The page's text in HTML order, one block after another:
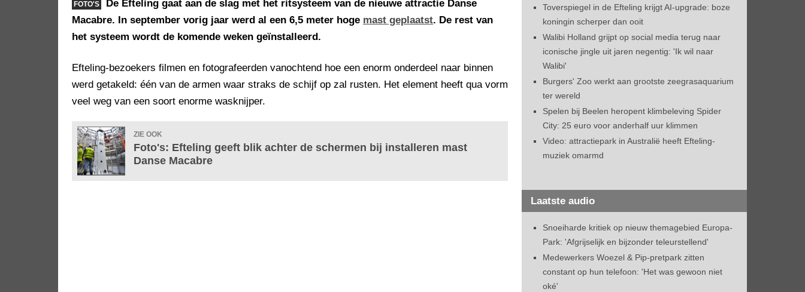
FOTO'S
De Efteling gaat aan de slag met het ritsysteem van de nieuwe attractie Danse
Macabre. In september vorig jaar werd al een 6,5 meter hoge mast geplaatst. De rest van
het systeem wordt de komende weken geïnstalleerd.
Efteling-bezoekers filmen en fotografeerden vanochtend hoe een enorm onderdeel naar binnen
werd getakeld: één van de armen waar straks de schijf op zal rusten. Het element heeft qua vorm
veel weg van een soort enorme wasknijper.
ZIE OOK
Foto's: Efteling geeft blik achter de schermen bij installeren mast
Danse Macabre
Toverspiegel in de Efteling krijgt AI-upgrade: boze
koningin scherper dan ooit
Walibi Holland grijpt op social media terug naar
iconische jingle uit jaren negentig: 'Ik wil naar
Walibi'
Burgers' Zoo werkt aan grootste zeegrasaquarium
ter wereld
Spelen bij Beelen heropent klimbeleving Spider
City: 25 euro voor anderhalf uur klimmen
Video: attractiepark in Australië heeft Efteling-
muziek omarmd
Laatste audio
Snoeiharde kritiek op nieuw themagebied Europa-
Park: 'Afgrijselijk en bijzonder teleurstellend'
Medewerkers Woezel & Pip-pretpark zitten
constant op hun telefoon: 'Het was gewoon niet
oké'